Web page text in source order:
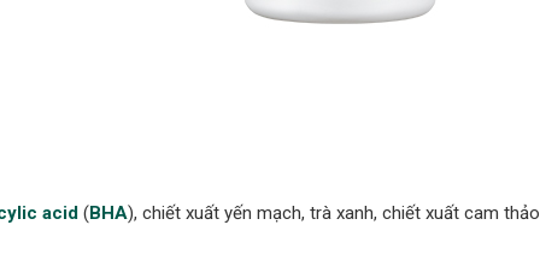
acid(BHA), chiết xuất yến mạch, trà xanh, chiết xuất cam thảo